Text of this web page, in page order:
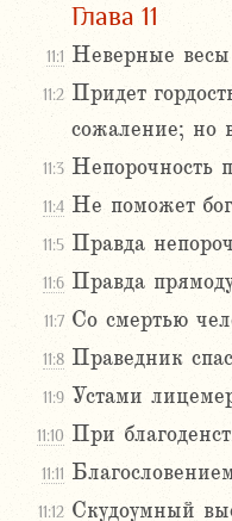
Глава 11
11:1 Неверные весы
11:2 Придет
сожаление; но
11:3 Непорочность
11:4 Не поможет
11:5 Правда
11:6 Правда
11:7 Со смертью
11:8 Праведник
11:9 Устами
11:10 При
11:11
11:12 Скудоумный